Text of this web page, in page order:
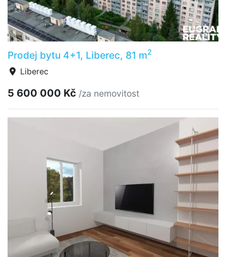
Prodej bytu 4+1, Liberec, 81 m2
Liberec
5 600 000 Kč /za nemovitost